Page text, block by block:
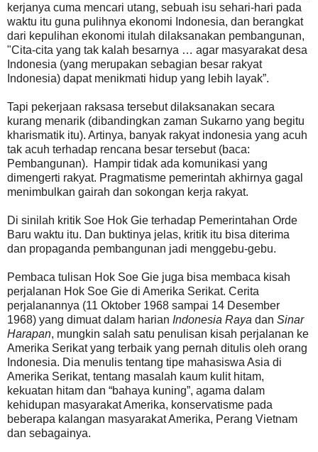
kerjanya cuma mencari utang, sebuah isu sehari-hari pada
waktu itu guna pulihnya ekonomi Indonesia, dan berangkat
dari kepulihan ekonomi itulah dilaksanakan pembangunan,
"Cita-cita yang tak kalah besarnya … agar masyarakat desa
Indonesia (yang merupakan sebagian besar rakyat
Indonesia) dapat menikmati hidup yang lebih layak”.
Tapi pekerjaan raksasa tersebut dilaksanakan secara
kurang menarik (dibandingkan zaman Sukarno yang begitu
kharismatik itu). Artinya, banyak rakyat indonesia yang acuh
tak acuh terhadap rencana besar tersebut (baca:
Pembangunan). Hampir tidak ada komunikasi yang
dimengerti rakyat. Pragmatisme pemerintah akhirnya gagal
menimbulkan gairah dan sokongan kerja rakyat.
Di sinilah kritik Soe Hok Gie terhadap Pemerintahan Orde
Baru waktu itu. Dan buktinya jelas, kritik itu bisa diterima
dan propaganda pembangunan jadi menggebu-gebu.
Pembaca tulisan Hok Soe Gie juga bisa membaca kisah
perjalanan Hok Soe Gie di Amerika Serikat. Cerita
perjalanannya (11 Oktober 1968 sampai 14 Desember
1968) yang dimuat dalam harian Indonesia Raya dan Sinar
Harapan, mungkin salah satu penulisan kisah perjalanan ke
Amerika Serikat yang terbaik yang pernah ditulis oleh orang
Indonesia. Dia menulis tentang tipe mahasiswa Asia di
Amerika Serikat, tentang masalah kaum kulit hitam,
kekuatan hitam dan “bahaya kuning”, agama dalam
kehidupan masyarakat Amerika, konservatisme pada
beberapa kalangan masyarakat Amerika, Perang Vietnam
dan sebagainya.